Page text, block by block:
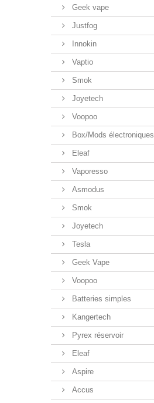
Geek vape
Justfog
Innokin
Vaptio
Smok
Joyetech
Voopoo
Box/Mods électroniques
Eleaf
Vaporesso
Asmodus
Smok
Joyetech
Tesla
Geek Vape
Voopoo
Batteries simples
Kangertech
Pyrex réservoir
Eleaf
Aspire
Accus